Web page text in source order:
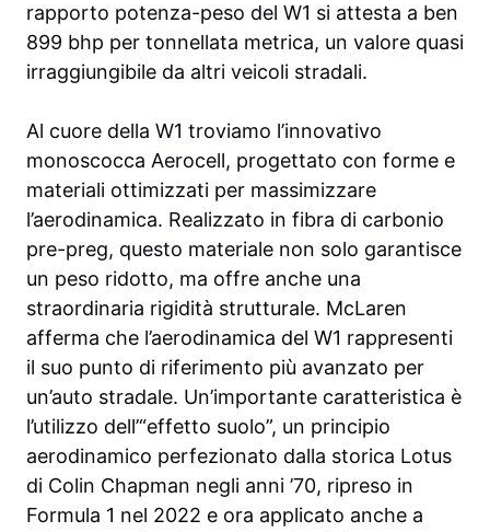
rapporto potenza-peso del W1 si attesta a ben
899 bhp per tonnellata metrica, un valore quasi
irraggiungibile da altri veicoli stradali.
Al cuore della W1 troviamo l’innovativo
monoscocca Aerocell, progettato con forme e
materiali ottimizzati per massimizzare
l’aerodinamica. Realizzato in fibra di carbonio
pre-preg, questo materiale non solo garantisce
un peso ridotto, ma offre anche una
straordinaria rigidità strutturale. McLaren
afferma che l’aerodinamica del W1 rappresenti
il ​​suo punto di riferimento più avanzato per
un’auto stradale. Un’importante caratteristica è
l’utilizzo dell’“effetto suolo”, un principio
aerodinamico perfezionato dalla storica Lotus
di Colin Chapman negli anni ’70, ripreso in
Formula 1 nel 2022 e ora applicato anche a